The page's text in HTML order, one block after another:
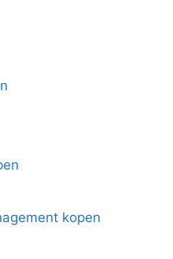
kopen